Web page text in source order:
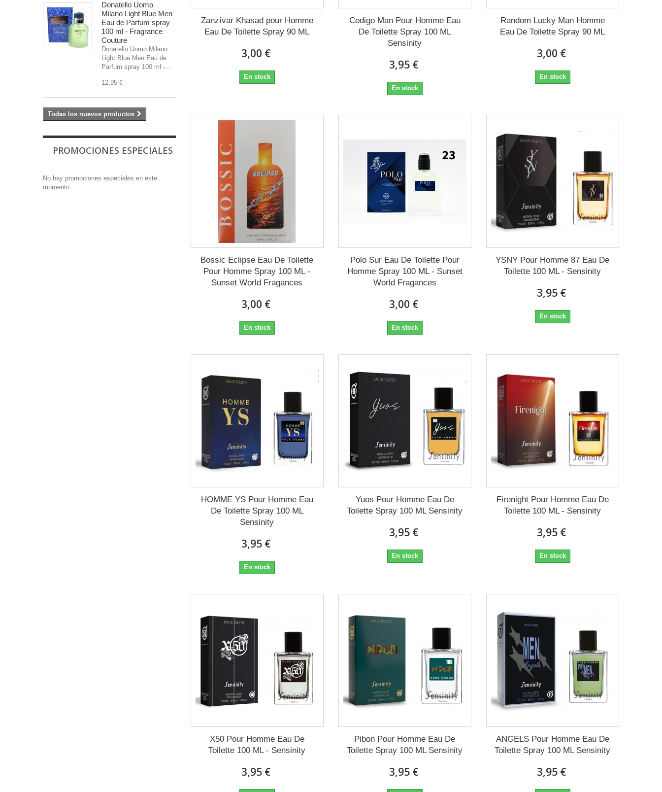
Donatello Uomo
Milano Light Blue Men
Eau de Parfum spray
100 ml - Fragrance
Couture
Donatello Uomo Milano
Light Blue Men Eau de
Parfum spray 100 ml -...
12,95 €
Todas los nuevos productos
PROMOCIONES ESPECIALES
No hay promociones especiales en este
momento.
Zanzívar Khasad pour Homme
Eau De Toilette Spray 90 ML
3,00 €
En stock
Codigo Man Pour Homme Eau
De Toilette Spray 100 ML
Sensinity
3,95 €
En stock
Random Lucky Man Homme
Eau De Toilette Spray 90 ML
3,00 €
En stock
Bossic Eclipse Eau De Toilette
Pour Homme Spray 100 ML -
Sunset World Fragances
3,00 €
En stock
Polo Sur Eau De Toilette Pour
Homme Spray 100 ML - Sunset
World Fragances
3,00 €
En stock
YSNY Pour Homme 87 Eau De
Toilette 100 ML - Sensinity
3,95 €
En stock
HOMME YS Pour Homme Eau
De Toilette Spray 100 ML
Sensinity
3,95 €
En stock
Yuos Pour Homme Eau De
Toilette Spray 100 ML Sensinity
3,95 €
En stock
Firenight Pour Homme Eau De
Toilette 100 ML - Sensinity
3,95 €
En stock
X50 Pour Homme Eau De
Toilette 100 ML - Sensinity
3,95 €
Pibon Pour Homme Eau De
Toilette Spray 100 ML Sensinity
3,95 €
ANGELS Pour Homme Eau De
Toilette Spray 100 ML Sensinity
3,95 €